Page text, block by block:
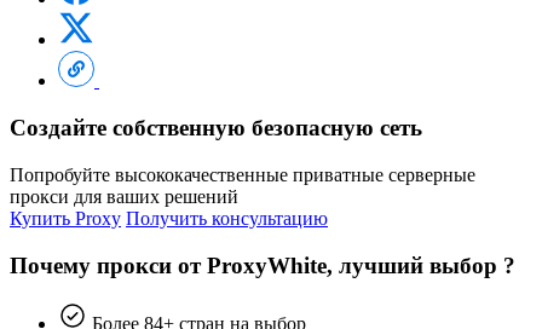
Создайте собственную безопасную сеть
Попробуйте высококачественные приватные серверные
прокси для ваших решений
Купить Proxy Получить консультацию
Почему прокси от ProxyWhite, лучший выбор ?
Более 84+ стран на выбор